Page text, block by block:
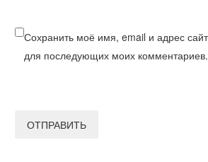
Сохранить моё имя, email и адрес
для последующих моих комментариев.
ОТПРАВИТЬ